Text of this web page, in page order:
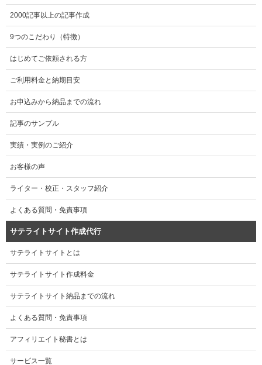
2000記事以上の記事作成
9つのこだわり（特徴）
はじめてご依頼される方
ご利用料金と納期目安
お申込みから納品までの流れ
記事のサンプル
実績・実例のご紹介
お客様の声
ライター・校正・スタッフ紹介
よくある質問・免責事項
サテライトサイト作成代行
サテライトサイトとは
サテライトサイト作成料金
サテライトサイト納品までの流れ
よくある質問・免責事項
アフィリエイト秘書とは
サービス一覧